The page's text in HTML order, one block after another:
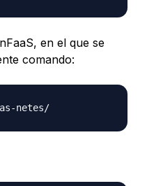
en el que se
comando:
openfaas https://openfaas.github.io/faas-netes/